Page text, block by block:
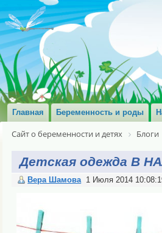
Главная Беременность и роды
Сайт о беременности и детях Блоги
Детская одежда В
Вера Шамова 1 Июля 2014